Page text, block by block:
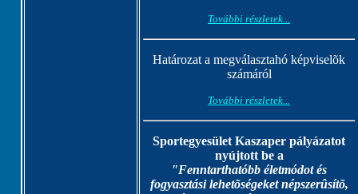
További részletek...
Határozat a megválasztahó képviselõk
számáról
További részletek...
Sportegyesület Kaszaper pályázatot
nyújtott be a
"Fenntarthatóbb életmódot és
fogyasztási lehetõségeket népszerûsítõ,